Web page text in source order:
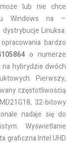
lub nie chce
Windows na –
dystrybucje Linuksa.
bardzo
o numerze
hybrydzie dwóch
Pierwszy,
częstotliwością
32-bitowy
nadaje się do
Wyświetlanie
graficzna Intel UHD